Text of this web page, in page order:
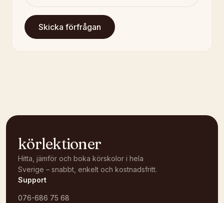
Skicka förfrågan
körlektioner
Hitta, jämför och boka körskolor i hela
Sverige – snabbt, enkelt och kostnadsfritt.
Support
076-686 75 68